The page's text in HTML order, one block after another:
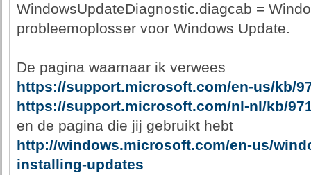
WindowsUpdateDiagnostic.diagcab =
probleemoplosser voor Windows Update.
De pagina waarnaar ik verwees
https://support.microsoft.com/en-us/kb/
https://support.microsoft.com/nl-nl/kb/
en de pagina die jij gebruikt hebt
http://windows.microsoft.com/en-us/
installing-updates